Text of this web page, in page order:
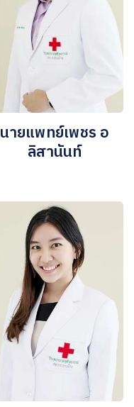
นายแพทย์เพชร อ
ลิสานันท์